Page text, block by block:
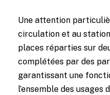
Une attention
circulation et au
places réparties sur
complétées par des
garantissant une
l’ensemble des usages